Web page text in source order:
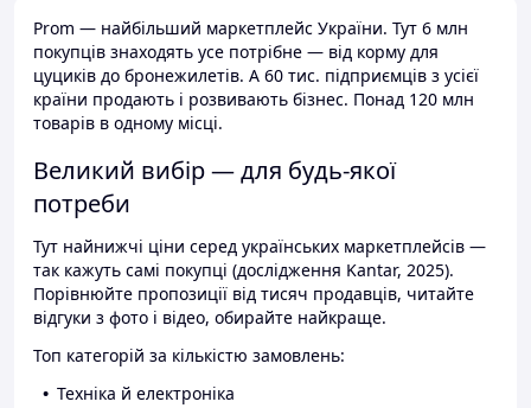
Prom — найбільший маркетплейс України. Тут 6 млн
покупців знаходять усе потрібне — від корму для
цуциків до бронежилетів. А 60 тис. підприємців з усієї
країни продають і розвивають бізнес. Понад 120 млн
товарів в одному місці.
Великий вибір — для будь-якої
потреби
Тут найнижчі ціни серед українських маркетплейсів —
так кажуть самі покупці (дослідження Kantar, 2025).
Порівнюйте пропозиції від тисяч продавців, читайте
відгуки з фото і відео, обирайте найкраще.
Топ категорій за кількістю замовлень:
Техніка й електроніка